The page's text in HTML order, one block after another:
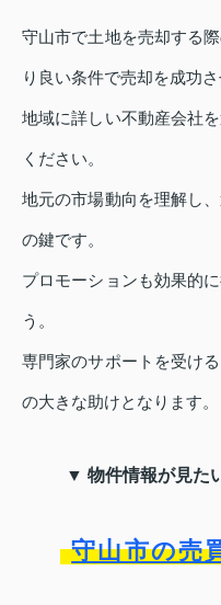
守山市で土地を売却する
り良い条件で売却を成功さ
地域に詳しい不動産会社
ください。
地元の市場動向を理解し
の鍵です。
プロモーションも効果的
う。
専門家のサポートを受け
の大きな助けとなります。
▼ 物件情報が見た
守山市の売